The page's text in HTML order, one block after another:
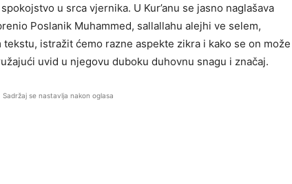
u srca vjernika. U Kur’anu se jasno naglašava
Poslanik Muhammed, sallallahu alejhi ve selem,
istražit ćemo razne aspekte zikra i kako se on može
uvid u njegovu duboku duhovnu snagu i značaj.
Sadržaj se nastavlja nakon oglasa